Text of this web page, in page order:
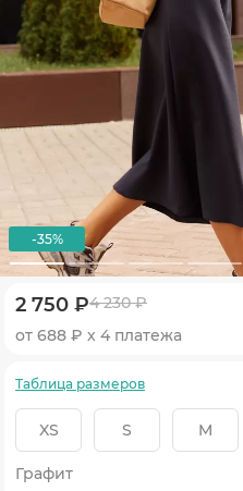
-35%
2 750 ₽4 230 ₽
от 688 ₽ х 4 платежа
Таблица размеров
XS S M
Графит